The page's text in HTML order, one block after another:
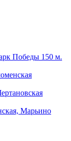
Победы 150 м.
Марьино